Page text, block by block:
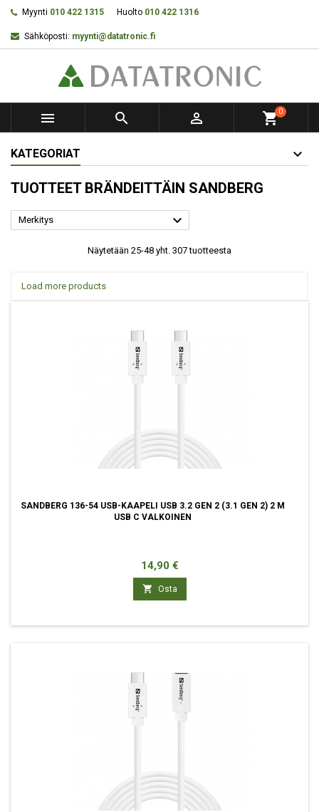
Myynti 010 422 1315 Huolto 010 422 1316
Sähköposti: myynti@datatronic.fi
   shopping_cart0
KATEGORIAT
TUOTTEET BRÄNDEITTÄIN SANDBERG
Merkitys 
Näytetään 25-48 yht. 307 tuotteesta
Load more products
SANDBERG 136-54 USB-KAAPELI USB 3.2 GEN 2 (3.1 GEN 2) 2 M
USB C VALKOINEN
Hinta
14,90 €
 Osta